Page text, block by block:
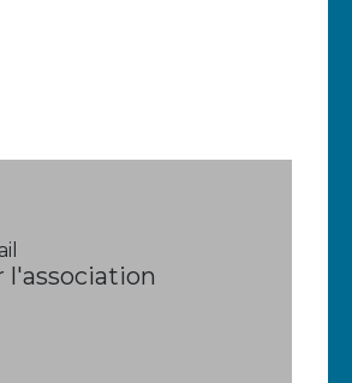
l'association